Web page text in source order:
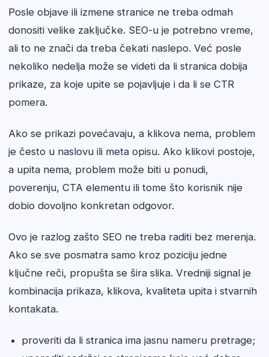
Posle objave ili izmene stranice ne treba odmah
donositi velike zaključke. SEO-u je potrebno vreme,
ali to ne znači da treba čekati naslepo. Već posle
nekoliko nedelja može se videti da li stranica dobija
prikaze, za koje upite se pojavljuje i da li se CTR
pomera.
Ako se prikazi povećavaju, a klikova nema, problem
je često u naslovu ili meta opisu. Ako klikovi postoje,
a upita nema, problem može biti u ponudi,
poverenju, CTA elementu ili tome što korisnik nije
dobio dovoljno konkretan odgovor.
Ovo je razlog zašto SEO ne treba raditi bez merenja.
Ako se sve posmatra samo kroz poziciju jedne
ključne reči, propušta se šira slika. Vredniji signal je
kombinacija prikaza, klikova, kvaliteta upita i stvarnih
kontakata.
proveriti da li stranica ima jasnu nameru pretrage;